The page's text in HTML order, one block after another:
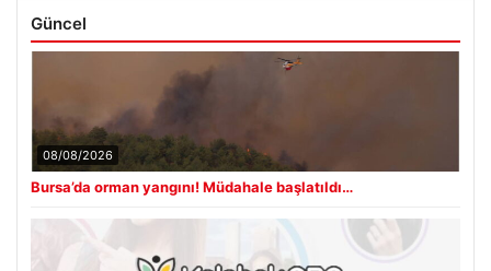
Güncel
08/08/2026
Bursa’da orman yangını! Müdahale başlatıldı…